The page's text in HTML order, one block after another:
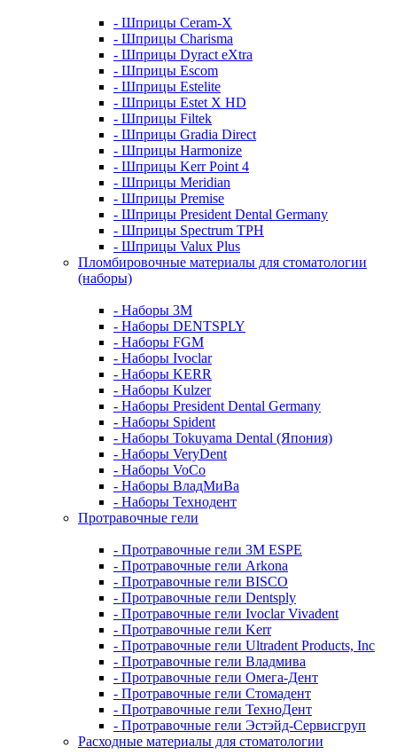
- Шприцы Ceram-X
- Шприцы Charisma
- Шприцы Dyract eXtra
- Шприцы Escom
- Шприцы Estelite
- Шприцы Estet X HD
- Шприцы Filtek
- Шприцы Gradia Direct
- Шприцы Harmonize
- Шприцы Kerr Point 4
- Шприцы Meridian
- Шприцы Premise
- Шприцы President Dental Germany
- Шприцы Spectrum TPH
- Шприцы Valux Plus
Пломбировочные материалы для стоматологии
(наборы)
- Наборы 3М
- Наборы DENTSPLY
- Наборы FGM
- Наборы Ivoclar
- Наборы KERR
- Наборы Kulzer
- Наборы President Dental Germany
- Наборы Spident
- Наборы Tokuyama Dental (Япония)
- Наборы VeryDent
- Наборы VoCo
- Наборы ВладМиВа
- Наборы Технодент
Протравочные гели
- Протравочные гели 3М ESPE
- Протравочные гели Arkona
- Протравочные гели BISCO
- Протравочные гели Dentsply
- Протравочные гели Ivoclar Vivadent
- Протравочные гели Kerr
- Протравочные гели Ultradent Products, Inc
- Протравочные гели Владмива
- Протравочные гели Омега-Дент
- Протравочные гели Стомадент
- Протравочные гели ТехноДент
- Протравочные гели Эстэйд-Сервисгруп
Расходные материалы для стоматологии